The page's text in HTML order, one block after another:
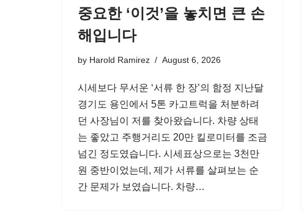
중요한 ‘이것’을 놓치면 큰 손
해입니다
by Harold Ramirez August 6, 2026
시세보다 무서운 ‘서류 한 장’의 함정 지난달
경기도 용인에서 5톤 카고트럭을 처분하려
던 사장님이 저를 찾아왔습니다. 차량 상태
는 좋았고 주행거리도 20만 킬로미터를 조금
넘긴 정도였습니다. 시세표상으로는 3천만
원 중반이었는데, 제가 서류를 살펴보는 순
간 문제가 보였습니다. 차량…